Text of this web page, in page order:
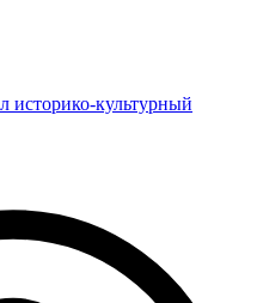
историко-культурный